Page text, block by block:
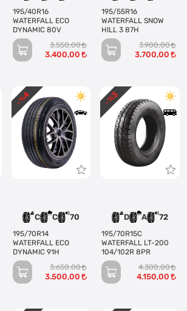
195/40R16
WATERFALL ECO
DYNAMIC 80V
3.550,00
3.400,00
195/55R16
WATERFALL SNOW
HILL 3 87H
3.900,00
3.700,00
C C 70
195/70R14
WATERFALL ECO
DYNAMIC 91H
3.650,00
3.500,00
- %
4
D A 72
195/70R15C
WATERFALL LT-200
104/102R 8PR
4.300,00
4.150,00
- %
3